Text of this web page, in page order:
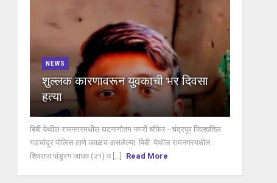
NEWS
शुल्लक कारणावरून युवकाची भर दिवसा
हत्या
बिबी येथील रामनगरमधील घटनागौतम नगरी चौफेर - चंद्रपूर जिल्ह्यतिल
गडचांदूर पोलिस ठाणे जवळच असलेल्या बिबी येथील रामनगरमधील
शिवराज पांडुरंग जाधव (२१) य [...]
Read More